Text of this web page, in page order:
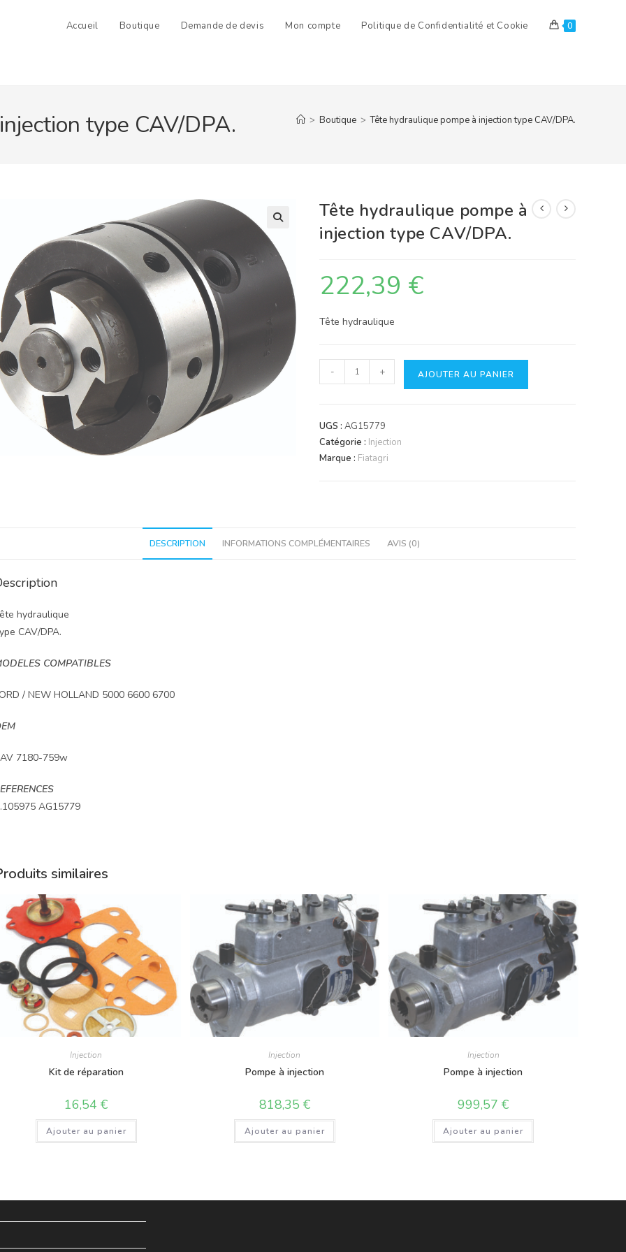
Accueil Boutique Demande de devis Mon compte Politique de Confidentialité et Cookie 0
type CAV/DPA. > Boutique > Tête hydraulique pompe à injection type CAV/DPA.
Tête hydraulique pompe à
injection type CAV/DPA.
222,39 €
Tête hydraulique
quantité
de
hydraulique
pompe
à
- + AJOUTER AU PANIER
UGS :AG15779
Catégorie : Injection
Marque : Fiatagri
DESCRIPTION INFORMATIONS COMPLÉMENTAIRES AVIS (0)
hydraulique
CAV/DPA.
COMPATIBLES
/ NEW HOLLAND 5000 6600 6700
7180-759w
AG15779
similaires
Injection
Kit de réparation
16,54€
Ajouter au panier
Injection
Pompe à injection
818,35 €
Ajouter au panier
Injection
Pompe à injection
999,57€
Ajouter au panier